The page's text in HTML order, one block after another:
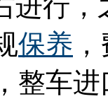
进行
保养
整车